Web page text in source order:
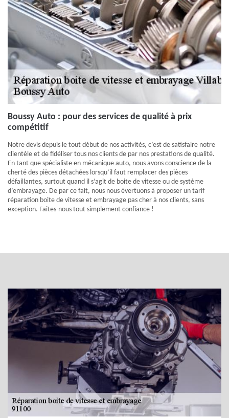
Boussy Auto : pour des services de qualité à prix
compétitif
Notre devis depuis le tout début de nos activités, c’est de satisfaire notre
clientèle et de fidéliser tous nos clients de par nos prestations de qualité.
En tant que spécialiste en mécanique auto, nous avons conscience de la
cherté des pièces détachées lorsqu’il faut remplacer des pièces
défaillantes, surtout quand il s’agit de boite de vitesse ou de système
d’embrayage. De par ce fait, nous nous évertuons à proposer un tarif
réparation boite de vitesse et embrayage pas cher à nos clients, sans
exception. Faites-nous tout simplement confiance !